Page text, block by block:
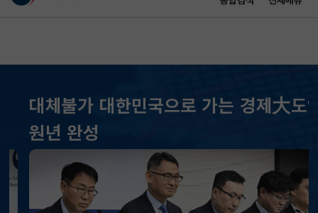
대체불가 대한민국으로 가는 경제大도약
원년 완성
KOSPI 6296.38 301.88(하락)
KOSDAQ
국고채(3년) 3.742 0.073(상승)
1424.9000 0.2000(상승)